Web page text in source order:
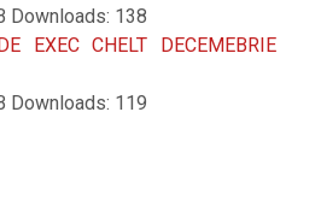
Downloads: 138
EXEC CHELT DECEMEBRIE
Downloads: 119